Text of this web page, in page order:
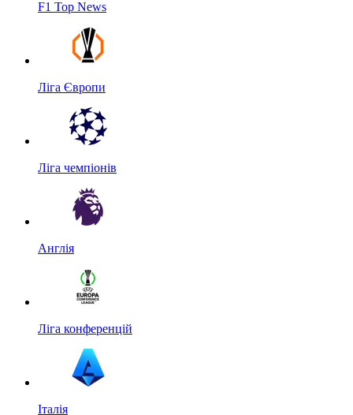
F1 Top News
Ліга Європи
Ліга чемпіонів
Англія
Ліга конференцій
Італія